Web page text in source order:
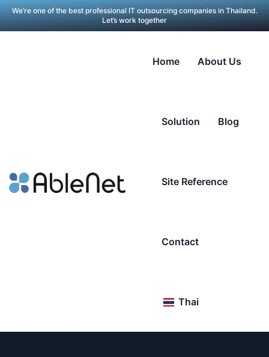
We’re one of the best professional IT outsourcing companies in Thailand.
Let’s work together
Home About Us
Solution Blog
Site Reference
Contact
Thai